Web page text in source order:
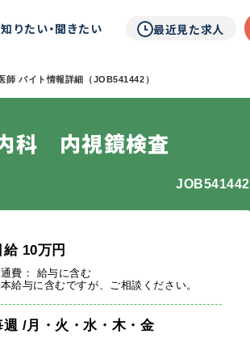
知りたい・聞きたい 最近見た求人
師 バイト情報詳細（JOB541442）
科 内視鏡検査
JOB541442
給10万円
費： 給与に含む
給与に含むですが、ご相談ください。
週 /月・火・水・木・金